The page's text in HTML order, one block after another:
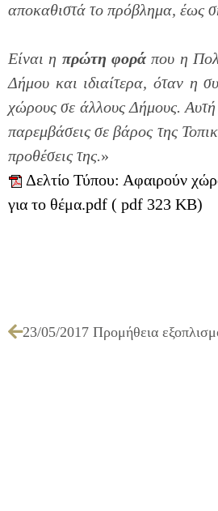
αποκαθιστά το πρόβλημα, έως
Είναι η πρώτη φορά που η
Δήμου και ιδιαίτερα, όταν η
χώρους σε άλλους Δήμους.
παρεμβάσεις σε βάρος της
προθέσεις της.»
Δελτίο Τύπου: Αφαιρούν
για το θέμα.pdf ( pdf 323 KB)